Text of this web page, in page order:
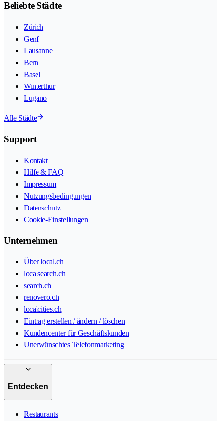
Beliebte Städte
Zürich
Genf
Lausanne
Bern
Basel
Winterthur
Lugano
Alle Städte
Support
Kontakt
Hilfe & FAQ
Impressum
Nutzungsbedingungen
Datenschutz
Cookie-Einstellungen
Unternehmen
Über local.ch
localsearch.ch
search.ch
renovero.ch
localcities.ch
Eintrag erstellen / ändern / löschen
Kundencenter für Geschäftskunden
Unerwünschtes Telefonmarketing
Entdecken
Restaurants